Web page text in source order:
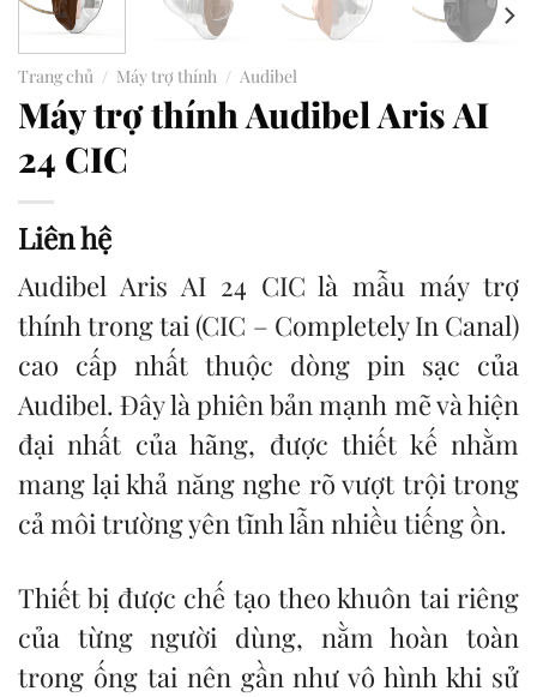
Trang chủ / Máy trợ thính / Audibel
Máy trợ thính Audibel Aris AI
24 CIC
Liên hệ
Audibel Aris AI 24 CIC là mẫu máy trợ
thính trong tai (CIC – Completely In Canal)
cao cấp nhất thuộc dòng pin sạc của
Audibel. Đây là phiên bản mạnh mẽ và hiện
đại nhất của hãng, được thiết kế nhằm
mang lại khả năng nghe rõ vượt trội trong
cả môi trường yên tĩnh lẫn nhiều tiếng ồn.
Thiết bị được chế tạo theo khuôn tai riêng
của từng người dùng, nằm hoàn toàn
trong ống tai nên gần như vô hình khi sử